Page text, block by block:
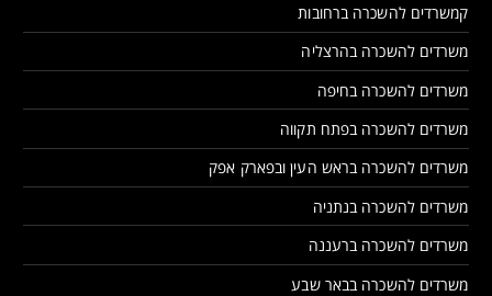
קמשרדים להשכרה ברחובות
משרדים להשכרה בהרצליה
משרדים להשכרה בחיפה
משרדים להשכרה בפתח תקווה
משרדים להשכרה בראש העין ובפארק אפק
משרדים להשכרה בנתניה
משרדים להשכרה ברעננה
משרדים להשכרה בבאר שבע